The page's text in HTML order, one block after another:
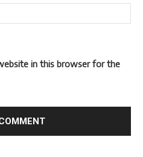
in this browser for the